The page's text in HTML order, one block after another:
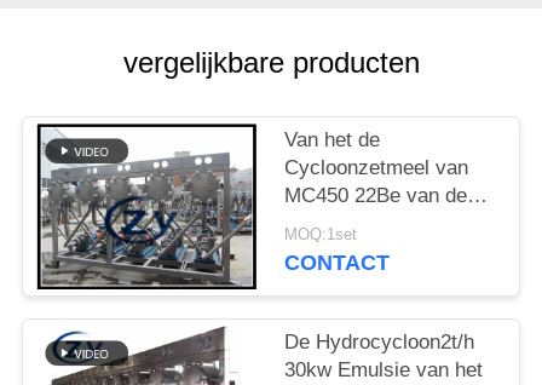
POLICYvergelijkbare producten
Van het de
Cycloonzetmeel van
MC450 22Be van de
Raffinagemachines de
Separator SS304
MOQ:1set
CONTACT
De Hydrocycloon2t/h
30kw Emulsie van het